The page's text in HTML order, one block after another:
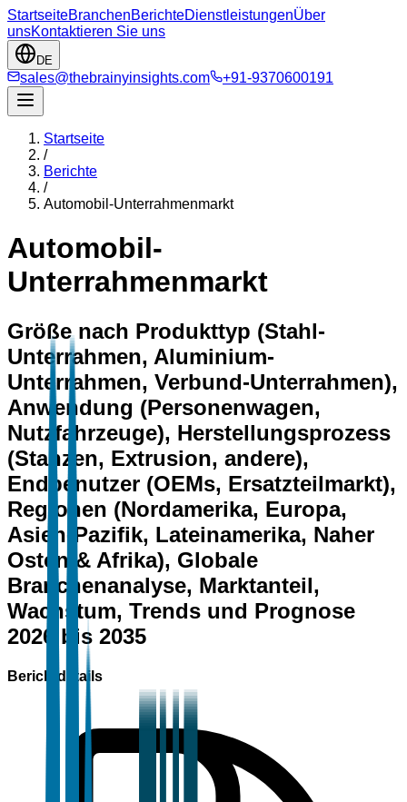
StartseiteBranchenBerichteDienstleistungenÜber
unsKontaktieren Sie uns
DE
sales@thebrainyinsights.com +91-9370600191
Startseite
/
Berichte
/
Automobil-Unterrahmenmarkt
Automobil-
Unterrahmenmarkt
Größe nach Produkttyp (Stahl-
Unterrahmen, Aluminium-
Unterrahmen, Verbund-Unterrahmen),
Anwendung (Personenwagen,
Nutzfahrzeuge), Herstellungsprozess
(Stanzen, Extrusion, andere),
Endbenutzer (OEMs, Ersatzteilmarkt),
Regionen (Nordamerika, Europa,
Asien-Pazifik, Lateinamerika, Naher
Osten & Afrika), Globale
Branchenanalyse, Marktanteil,
Wachstum, Trends und Prognose
2026 bis 2035
Berichtdetails